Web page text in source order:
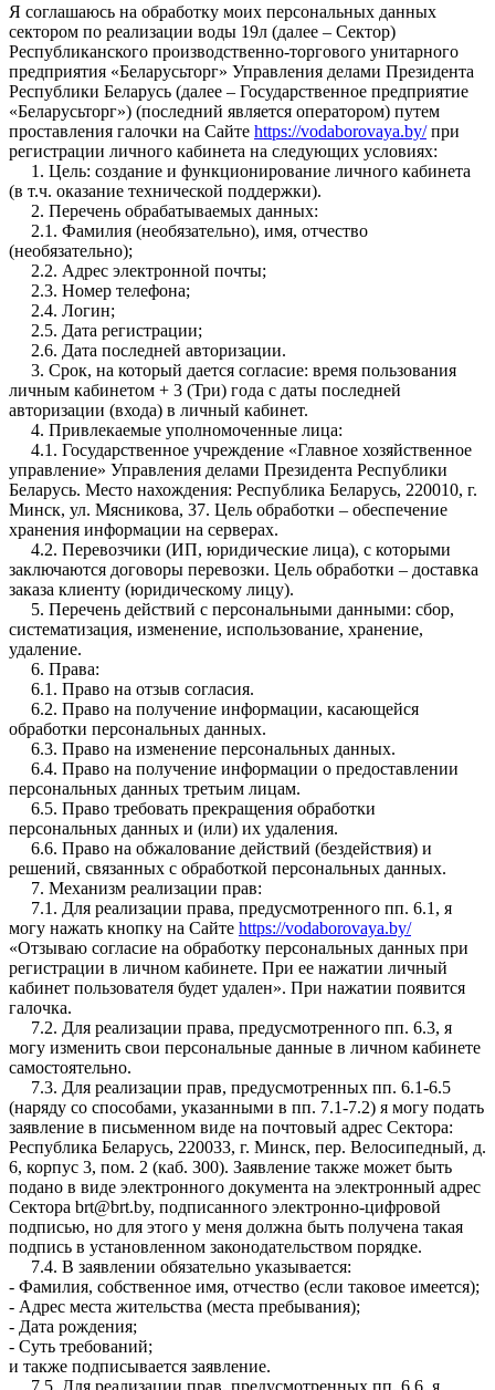
Я соглашаюсь на обработку моих персональных данных
сектором по реализации воды 19л (далее – Сектор)
Республиканского производственно-торгового унитарного
предприятия «Беларусьторг» Управления делами Президента
Республики Беларусь (далее – Государственное предприятие
«Беларусьторг») (последний является оператором) путем
проставления галочки на Сайте https://vodaborovaya.by/при
регистрации личного кабинета на следующих условиях:
1. Цель: создание и функционирование личного кабинета
(в т.ч. оказание технической поддержки).
2. Перечень обрабатываемых данных:
2.1. Фамилия (необязательно), имя, отчество
(необязательно);
2.2. Адрес электронной почты;
2.3. Номер телефона;
2.4. Логин;
2.5. Дата регистрации;
2.6. Дата последней авторизации.
3. Срок, на который дается согласие: время пользования
личным кабинетом + 3 (Три) года с даты последней
авторизации (входа) в личный кабинет.
4. Привлекаемые уполномоченные лица:
4.1. Государственное учреждение «Главное хозяйственное
управление» Управления делами Президента Республики
Беларусь. Место нахождения: Республика Беларусь, 220010, г.
Минск, ул. Мясникова, 37. Цель обработки – обеспечение
хранения информации на серверах.
4.2. Перевозчики (ИП, юридические лица), с которыми
заключаются договоры перевозки. Цель обработки – доставка
заказа клиенту (юридическому лицу).
5. Перечень действий с персональными данными: сбор,
систематизация, изменение, использование, хранение,
удаление.
6. Права:
6.1. Право на отзыв согласия.
6.2. Право на получение информации, касающейся
обработки персональных данных.
6.3. Право на изменение персональных данных.
6.4. Право на получение информации о предоставлении
персональных данных третьим лицам.
6.5. Право требовать прекращения обработки
персональных данных и (или) их удаления.
6.6. Право на обжалование действий (бездействия) и
решений, связанных с обработкой персональных данных.
7. Механизм реализации прав:
7.1. Для реализации права, предусмотренного пп. 6.1, я
могу нажать кнопку на Сайте https://vodaborovaya.by/
«Отзываю согласие на обработку персональных данных при
регистрации в личном кабинете. При ее нажатии личный
кабинет пользователя будет удален». При нажатии появится
галочка.
7.2. Для реализации права, предусмотренного пп. 6.3, я
могу изменить свои персональные данные в личном кабинете
самостоятельно.
7.3. Для реализации прав, предусмотренных пп. 6.1-6.5
(наряду со способами, указанными в пп. 7.1-7.2) я могу подать
заявление в письменном виде на почтовый адрес Сектора:
Республика Беларусь, 220033, г. Минск, пер. Велосипедный, д.
6, корпус 3, пом. 2 (каб. 300). Заявление также может быть
подано в виде электронного документа на электронный адрес
Сектора brt@brt.by, подписанного электронно-цифровой
подписью, но для этого у меня должна быть получена такая
подпись в установленном законодательством порядке.
7.4. В заявлении обязательно указывается:
- Фамилия, собственное имя, отчество (если таковое имеется);
- Адрес места жительства (места пребывания);
- Дата рождения;
- Суть требований;
и также подписывается заявление.
7.5. Для реализации прав, предусмотренных пп. 6.6, я